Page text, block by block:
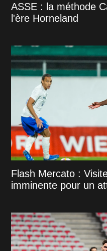
ASSE : la méthode
l'ère Horneland
Flash Mercato :
imminente pour un